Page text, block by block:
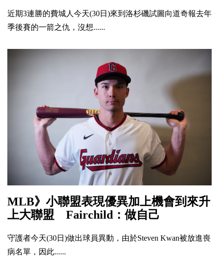
近期3連勝的費城人今天(30日)來到洛杉磯試圖向道奇報去年
季後賽的一箭之仇，沒想......
MLB》小聯盟表現優異加上機會到來升
上大聯盟 Fairchild：做自己
守護者今天(30日)做出球員異動，由於Steven Kwan被放進喪
病名單，因此......